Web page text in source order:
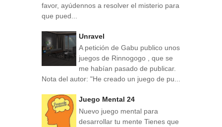
favor, ayúdennos a resolver el misterio para
que pued...
Unravel
A petición de Gabu publico unos
juegos de Rinnogogo , que se
me habían pasado de publicar.
Nota del autor: "He creado un juego de pu...
Juego Mental 24
Nuevo juego mental para
desarrollar tu mente Tienes que